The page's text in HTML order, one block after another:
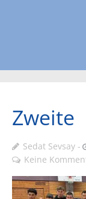
Zweite
Sedat Sevsay
Keine